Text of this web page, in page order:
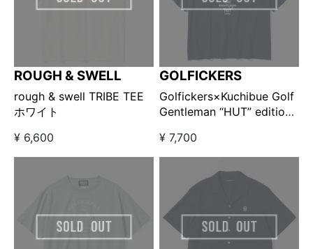
ROUGH & SWELL
rough & swell TRIBE TEE
ホワイト
¥ 6,600
GOLFICKERS
Golfickers×Kuchibue Golf
Gentleman “HUT” edition
【GO/LOOK!限定販売】
¥ 7,700